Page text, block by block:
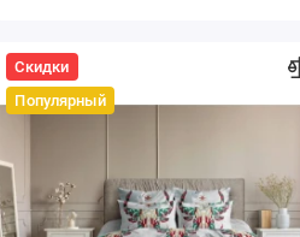
Скидки
Популярный